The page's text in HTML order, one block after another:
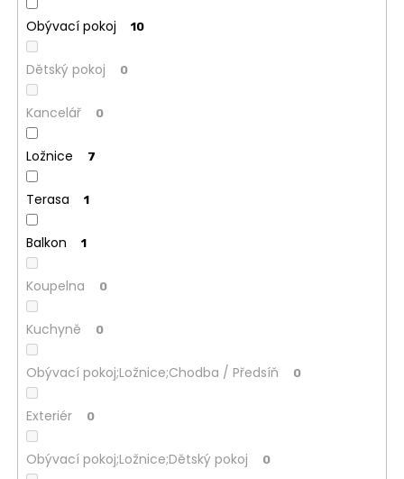
Obývací pokoj 10
Dětský pokoj 0
Kancelář 0
Ložnice 7
Terasa 1
Balkon 1
Koupelna 0
Kuchyně 0
Obývací pokoj;Ložnice;Chodba / Předsíň 0
Exteriér 0
Obývací pokoj;Ložnice;Dětský pokoj 0